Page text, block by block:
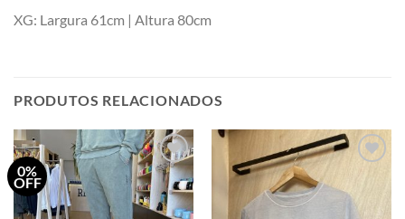
XG: Largura 61cm | Altura 80cm
PRODUTOS RELACIONADOS
0%
OFF
Adicionar
a minha
lista
lista